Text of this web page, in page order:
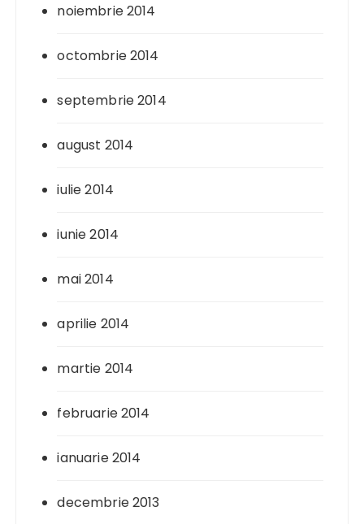
noiembrie 2014
octombrie 2014
septembrie 2014
august 2014
iulie 2014
iunie 2014
mai 2014
aprilie 2014
martie 2014
februarie 2014
ianuarie 2014
decembrie 2013